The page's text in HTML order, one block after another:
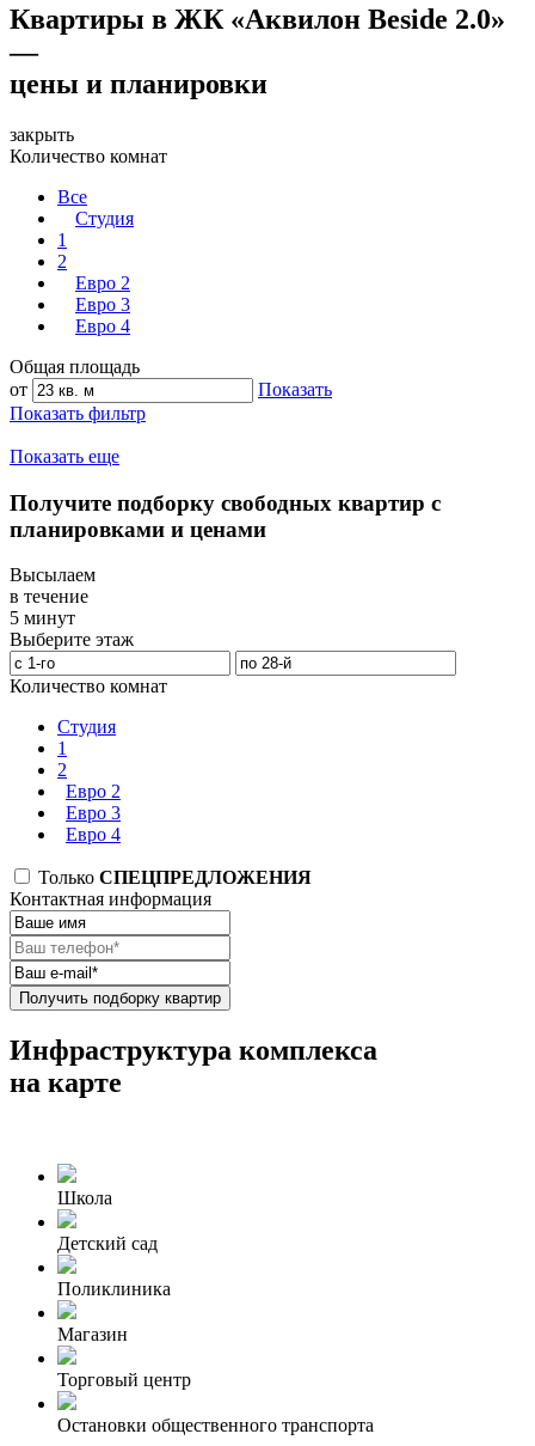
Квартиры в ЖК «Аквилон Beside 2.0»
—
цены и планировки
закрыть
Количество комнат
Все
Студия
1
2
Евро 2
Евро 3
Евро 4
Общая площадь
от
Показать
Показать фильтр
Показать еще
Получите подборку свободных квартир с
планировками и ценами
Высылаем
в течение
5 минут
Выберите этаж
Количество комнат
Студия
1
2
Евро 2
Евро 3
Евро 4
Только СПЕЦПРЕДЛОЖЕНИЯ
Контактная информация
Получить подборку квартир
Инфраструктура комплекса
на карте
Школа
Детский сад
Поликлиника
Магазин
Торговый центр
Остановки общественного транспорта